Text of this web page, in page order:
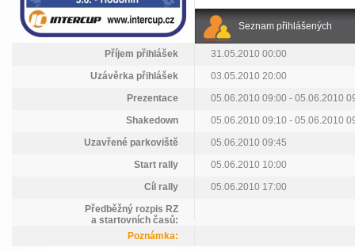
Seznam přihlášených
Příjem přihlášek
31.05.2010 00:00
Uzávěrka přihlášek
03.05.2010 20:00
Prezentace
05.06.2010 09:00 - 05.06.2010
Shakedown
05.06.2010 09:10 - 05.06.2010
Uzavřené parkoviště
05.06.2010 09:45
Start rally
05.06.2010 10:00
Cíl rally
05.06.2010 17:00
Předběžný rozpis RZ
a startovních časů:
Poznámka: